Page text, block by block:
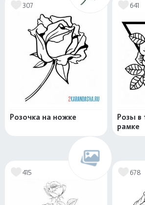
307
Розочка на ножке
641
Розы в
рамке
415 678